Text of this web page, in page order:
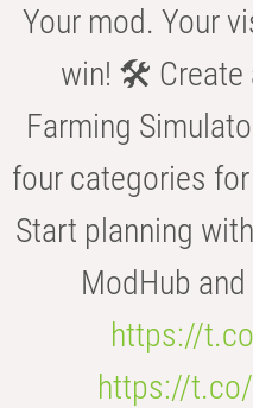
Your mod. Your
win! 🛠️ Create
Farming
four categories
Start planning
ModHub
https://
https://t.co/